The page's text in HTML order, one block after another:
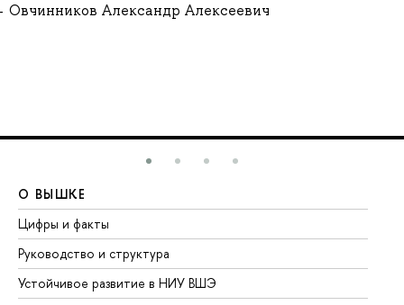
Овчинников Александр Алексеевич
О ВЫШКЕ
Цифры и факты
Руководство и структура
Устойчивое развитие в НИУ ВШЭ